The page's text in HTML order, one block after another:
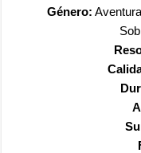
Género: